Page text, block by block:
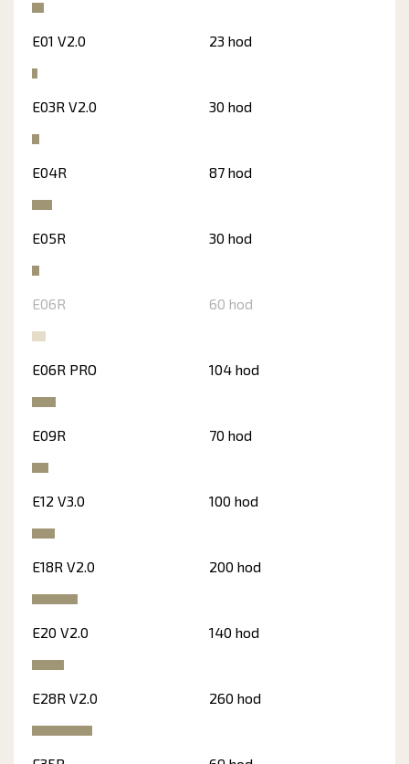
E01 V2.0 23 hod
E03R V2.0 30 hod
E04R 87 hod
E05R 30 hod
E06R 60 hod
E06R PRO 104 hod
E09R 70 hod
E12 V3.0 100 hod
E18R V2.0 200 hod
E20 V2.0 140 hod
E28R V2.0 260 hod